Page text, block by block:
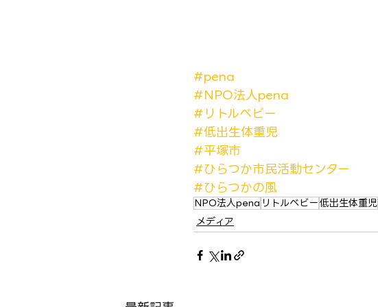
#pena
#NPO法人pena
#リトルベビー
#低出生体重児
#平塚市
#ひらつか市民活動センター
#ひらつかの風
NPO法人pena リトルベビー低出生体重児
メディア